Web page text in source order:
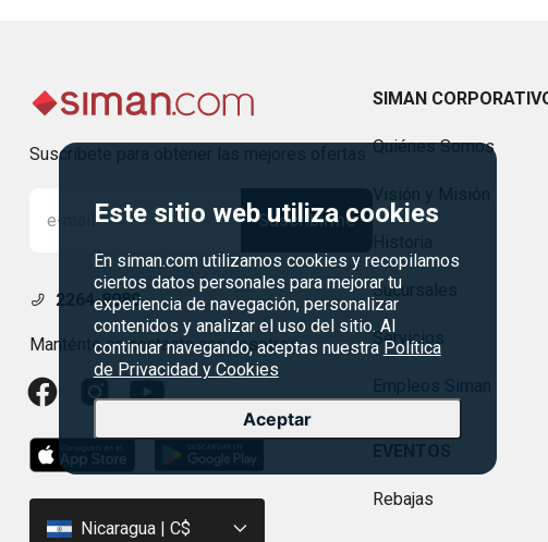
Este sitio web utiliza cookies
En siman.com utilizamos cookies y recopilamos
ciertos datos personales para mejorar tu
experiencia de navegación, personalizar
contenidos y analizar el uso del sitio. Al
continuar navegando, aceptas nuestra Política
de Privacidad y Cookies
Aceptar
Suscríbete para obtener las mejores ofertas
Suscribirme
2264-8080
Manténte en contacto con nosotros
Nicaragua | C$
SIMAN
Quiénes Somos
Sucursales
Servicios
Rebajas